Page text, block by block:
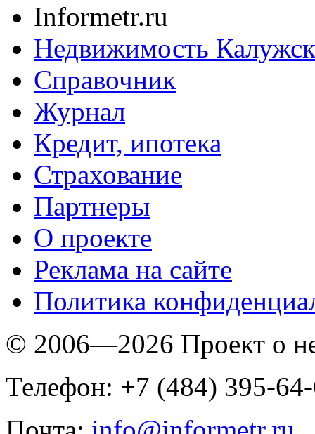
Informetr.ru
Недвижимость
Справочник
Журнал
Кредит, ипотека
Страхование
Партнеры
O проекте
Реклама на сайте
Политика
© 2006—2026 Проект о
Телефон: +7 (484) 395-